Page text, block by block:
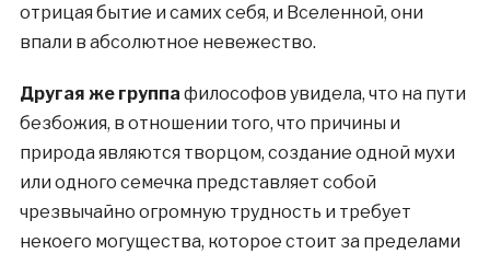
отрицая бытие и самих себя, и Вселенной, они
впали в абсолютное невежество.
Другая же группа философов увидела, что на пути
безбожия, в отношении того, что причины и
природа являются творцом, создание одной мухи
или одного семечка представляет собой
чрезвычайно огромную трудность и требует
некоего могущества, которое стоит за пределами